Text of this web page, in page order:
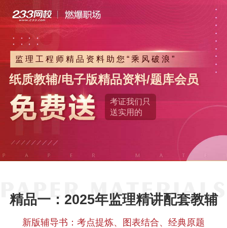
监理工程师精品资料助您“乘风破浪”
纸质教辅/电子版精品资料/题库会员
考证我们只
送实用的
精品一：2025年监理精讲配套教辅
新版辅导书：考点提炼、图表结合、经典原题